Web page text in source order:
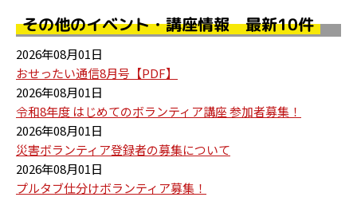
その他のイベント・講座情報 最新10件
2026年08月01日
おせったい通信8月号【PDF】
2026年08月01日
令和8年度 はじめてのボランティア講座 参加者募集！
2026年08月01日
災害ボランティア登録者の募集について
2026年08月01日
プルタブ仕分けボランティア募集！